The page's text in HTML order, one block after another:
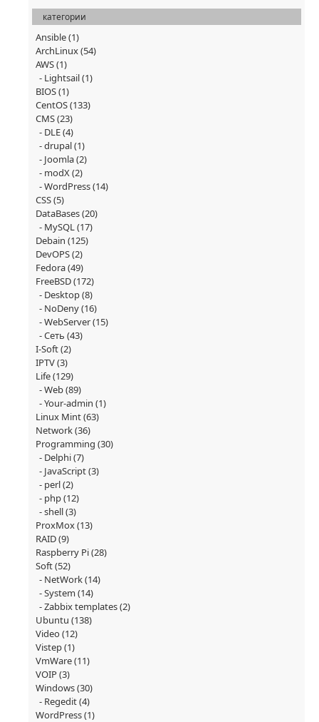
категории
Ansible(1)
ArchLinux(54)
AWS(1)
Lightsail(1)
BIOS(1)
CentOS(133)
CMS(23)
DLE(4)
drupal(1)
Joomla(2)
modX (2)
WordPress(14)
CSS(5)
DataBases(20)
MySQL (17)
Debain (125)
DevOPS(2)
Fedora(49)
FreeBSD(172)
Desktop(8)
NoDeny(16)
WebServer(15)
Сеть (43)
I-Soft(2)
IPTV(3)
Life(129)
Web(89)
Your-admin (1)
Linux Mint(63)
Network(36)
Programming (30)
Delphi(7)
JavaScript(3)
perl(2)
php(12)
shell(3)
ProxMox(13)
RAID(9)
Raspberry Pi(28)
Soft(52)
NetWork(14)
System (14)
Zabbix templates(2)
Ubuntu (138)
Video(12)
Vistep(1)
VmWare(11)
VOIP(3)
Windows(30)
Regedit(4)
WordPress(1)